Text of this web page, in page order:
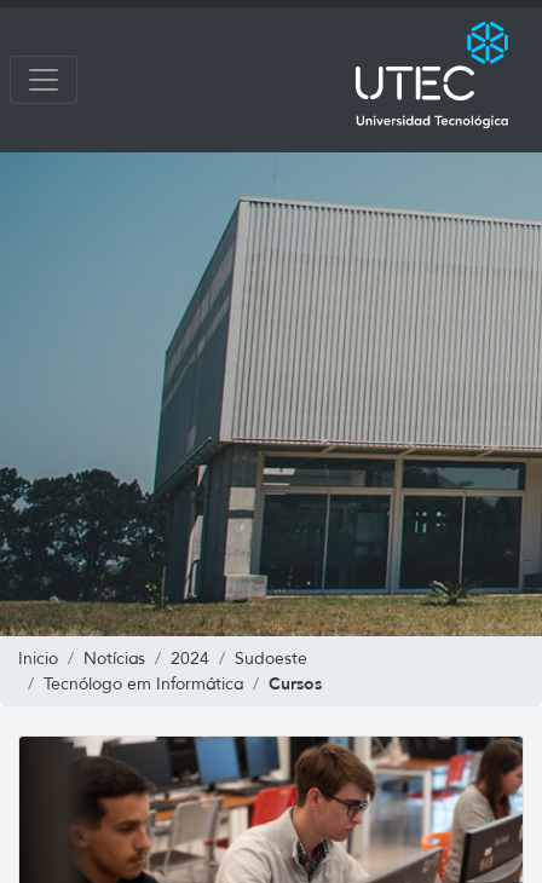
Inicio Notícias 2024
Sudoeste
Tecnólogo em Informática
Cursos